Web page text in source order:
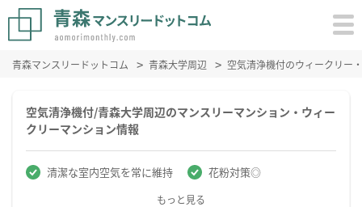
青森マンスリードットコム 青森大学周辺 空気清浄機付のウィークリー
空気清浄機付/青森大学周辺のマンスリーマンション・ウィー
クリーマンション情報
清潔な室内空気を常に維持 花粉対策◎
もっと見る